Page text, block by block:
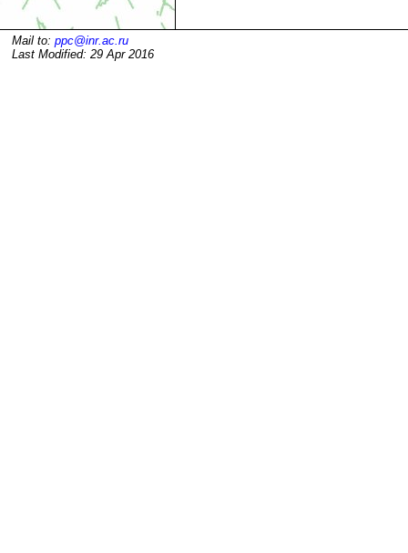
Mail to: ppc@inr.ac.ru
Last Modified: 29 Apr 2016